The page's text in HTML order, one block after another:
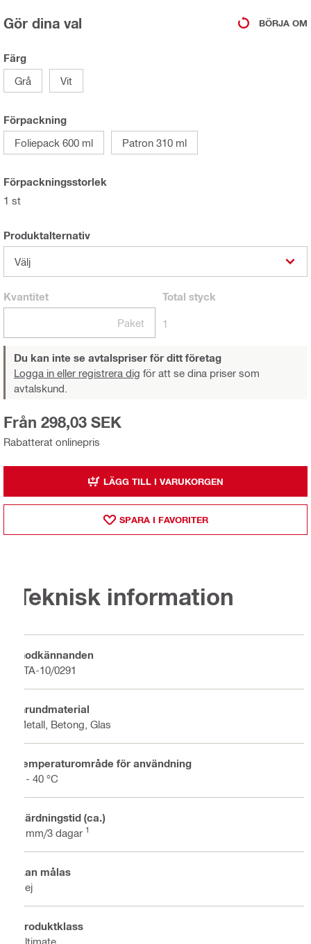
Gör dina val BÖRJA OM
Färg
Grå
Vit
Förpackning
Foliepack 600 ml
Patron 310 ml
Förpackningsstorlek
1 st
Produktalternativ
Välj
Kvantitet
Paket
Total styck
1
Du kan inte se avtalspriser för ditt företag
Logga in eller registrera dig för att se dina priser som
avtalskund.
Rabatterat onlinepris
Från 298,03 SEK
LÄGG TILL I VARUKORGEN
SPARA I FAVORITER
Teknisk information
Godkännanden
ETA-10/0291
Grundmaterial
Metall, Betong, Glas
Temperaturområde för användning
5 - 40 °C
Härdningstid (ca.)
2 mm/3 dagar 1
Kan målas
Nej
Produktklass
Ultimate